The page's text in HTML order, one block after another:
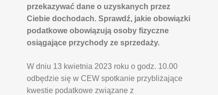
przekazywać dane o uzyskanych przez
Ciebie dochodach. Sprawdź, jakie obowiązki
podatkowe obowiązują osoby fizyczne
osiągające przychody ze sprzedaży.
W dniu 13 kwietnia 2023 roku o godz. 10.00
odbędzie się w CEW spotkanie przybliżające
kwestie podatkowe związane z